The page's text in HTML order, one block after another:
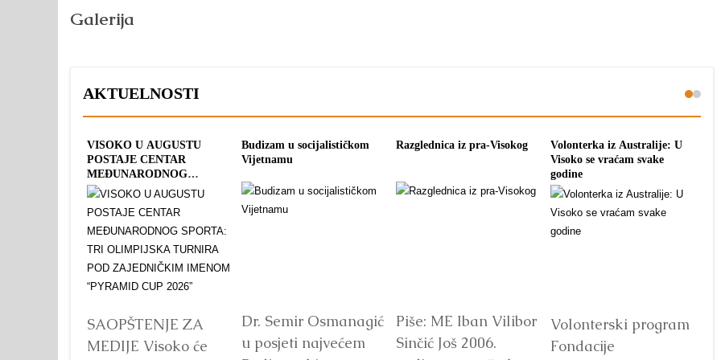
Galerija
AKTUELNOSTI
VISOKO U AUGUSTU
POSTAJE CENTAR
MEĐUNARODNOG
SPORTA: TRI OLIMPIJSKA
ZAJEDNIČKIM IMENOM
“PYRAMID CUP 2026”
SAOPŠTENJE ZA
MEDIJE Visoko će
Budizam u socijalističkom
Vijetnamu
Dr. Semir Osmanagić
u posjeti najvećem
Razglednica iz pra-Visokog
Piše: ME Iban Vilibor
Sinčić Još 2006.
Volonterka iz Australije: U
Visoko se vraćam svake
godine
Volonterski program
Fondacije